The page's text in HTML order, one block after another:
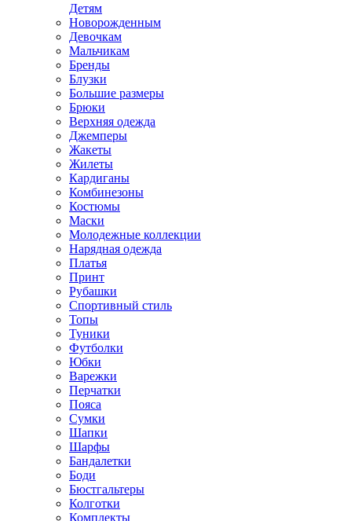
Детям
Новорожденным
Девочкам
Мальчикам
Бренды
Блузки
Большие размеры
Брюки
Верхняя одежда
Джемперы
Жакеты
Жилеты
Кардиганы
Комбинезоны
Костюмы
Маски
Молодежные коллекции
Нарядная одежда
Платья
Принт
Рубашки
Спортивный стиль
Топы
Туники
Футболки
Юбки
Варежки
Перчатки
Пояса
Сумки
Шапки
Шарфы
Бандалетки
Боди
Бюстгальтеры
Колготки
Комплекты